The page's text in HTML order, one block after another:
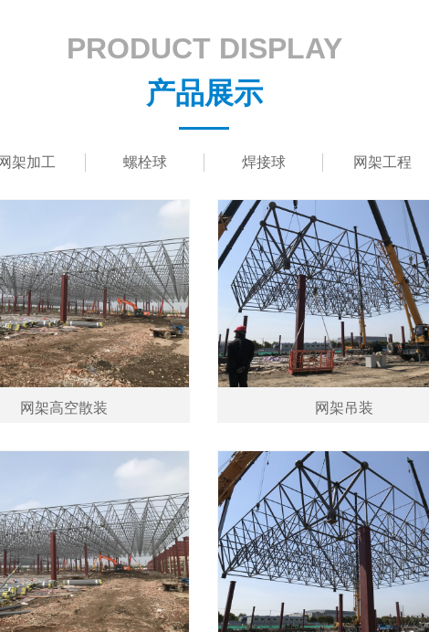
PRODUCT DISPLAY
产品展示
网架高空散装 网架吊装
架加工 螺栓球 焊接球 网架工程